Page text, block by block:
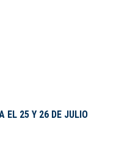
EL 25 Y 26 DE JULIO